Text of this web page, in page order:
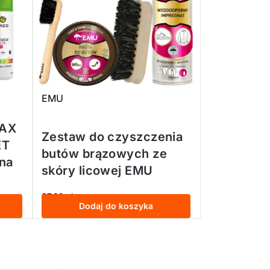
EMU
Zestaw do czyszczenia
butów brązowych ze
skóry licowej EMU
37,99zł
Dodaj do koszyka